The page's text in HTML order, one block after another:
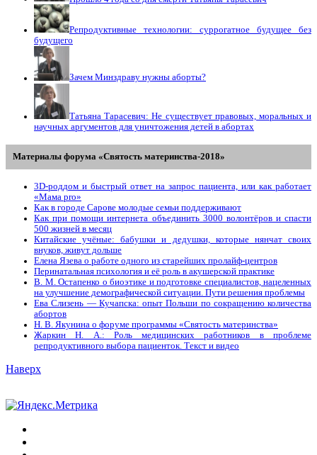
Репродуктивные технологии: суррогатное будущее без
будущего
Зачем Минздраву нужны аборты?
Татьяна Тарасевич: Не существует правовых, моральных и
научных аргументов для уничтожения детей в абортах
Материалы форума «Святость материнства-2018»
3D-роддом и быстрый ответ на запрос пациента, или как работает
«Мама prо»
Как в городе Сарове молодые семьи поддерживают
Как при помощи интернета объединить 3000 волонтёров и спасти
500 жизней в месяц
Китайские учёные: бабушки и дедушки, которые нянчат своих
внуков, живут дольше
Елена Язева о работе одного из старейших пролайф-центров
Перинатальная психология и её роль в акушерской практике
В. М. Остапенко о биоэтике и подготовке специалистов, нацеленных
на улучшение демографической ситуации. Пути решения проблемы
Ева Слизень — Кучапска: опыт Польши по сокращению количества
абортов
Н. В. Якунина о форуме программы «Святость материнства»
Жаркин Н. А.: Роль медицинских работников в проблеме
репродуктивного выбора пациенток. Tекст и видео
Наверх